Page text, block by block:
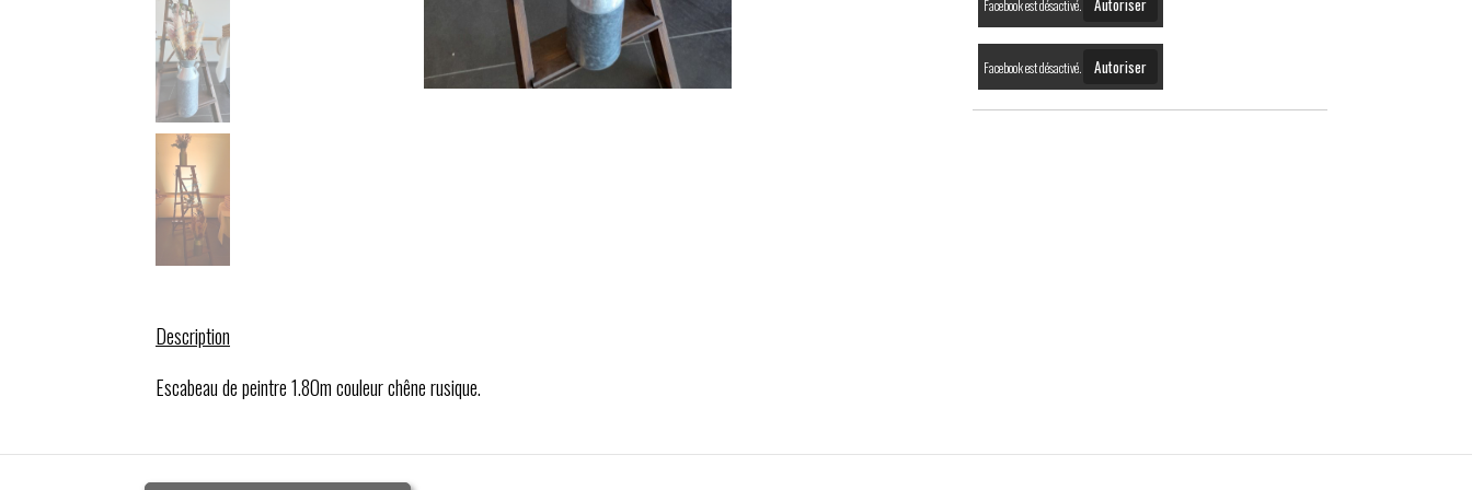
Facebook est désactivé. Autoriser
Facebook est désactivé. Autoriser
Description
Escabeau de peintre 1.80m couleur chêne rusique.